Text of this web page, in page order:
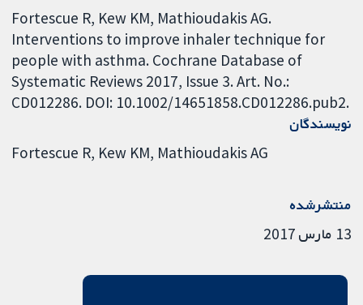
Fortescue R, Kew KM, Mathioudakis AG.
Interventions to improve inhaler technique for
people with asthma. Cochrane Database of
Systematic Reviews 2017, Issue 3. Art. No.:
CD012286. DOI: 10.1002/14651858.CD012286.pub2.
نویسندگان
Fortescue R Kew KM Mathioudakis AG
منتشرشده
13 مارس 2017